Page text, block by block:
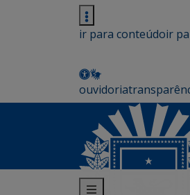
ir para conteúdoir
ouvidoria